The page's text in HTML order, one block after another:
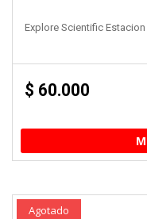
Explore Scientific
$ 60.000
Agotado